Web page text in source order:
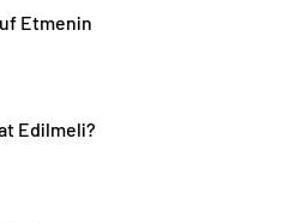
Etmenin
Edilmeli?